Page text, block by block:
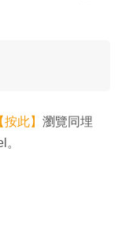
按此】 瀏覽同埋